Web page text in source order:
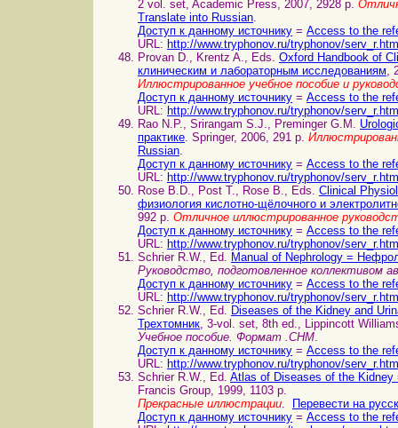
2 vol. set, Academic Press, 2007, 2928 p.
Translate into Russian.
Доступ к данному источнику = Access to the
URL: http://www.tryphonov.ru/tryphonov/
Provan D., Krentz A., Eds. Oxford Handbook of
клиническим и лабораторным исследованиям,
Иллюстрированное учебное пособие и
Доступ к данному источнику = Access to the
URL: http://www.tryphonov.ru/tryphonov/
Rao N.P., Srirangam S.J., Preminger G.M.
практике. Springer, 2006, 291 p.
Russian.
Доступ к данному источнику = Access to the
URL: http://www.tryphonov.ru/tryphonov/
Rose B.D., Post T., Rose B., Eds. Clinical
физиология кислотно-щёлочного и
992 p. Отличное иллюстрированное
Доступ к данному источнику = Access to the
URL: http://www.tryphonov.ru/tryphonov/
Schrier R.W., Ed. Manual of Nephrology =
Руководство, подготовленное коллективом
Доступ к данному источнику = Access to the
URL: http://www.tryphonov.ru/tryphonov/
Schrier R.W., Ed. Diseases of the Kidney and
Трехтомник, 3-vol. set, 8th ed., Lippincott
Учебное пособие. Формат .CHM.
Доступ к данному источнику = Access to the
URL: http://www.tryphonov.ru/tryphonov/
Schrier R.W., Ed. Atlas of Diseases of the Kidney
Francis Group, 1999, 1103 p.
Прекрасные иллюстрации.
Перевести на
Доступ к данному источнику = Access to the